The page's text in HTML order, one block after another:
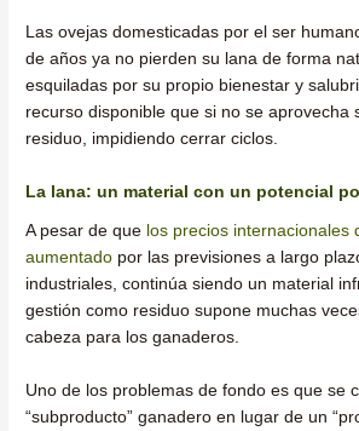
Las ovejas domesticadas por el ser
de años ya no pierden su lana de forma
esquiladas por su propio bienestar y
recurso disponible que si no se aprovecha
residuo, impidiendo cerrar ciclos.
La lana: un material con un potencial
A pesar de que los precios internacionales
aumentado por las previsiones a largo
industriales, continúa siendo un material
gestión como residuo supone muchas
cabeza para los ganaderos.
Uno de los problemas de fondo es que se
“subproducto” ganadero en lugar de un